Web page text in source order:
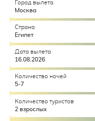
Город вылета
Москва
Страна
Египет
Дата вылета
16.08.2026
Количество ночей
5-7
Количество туристов
2 взрослых